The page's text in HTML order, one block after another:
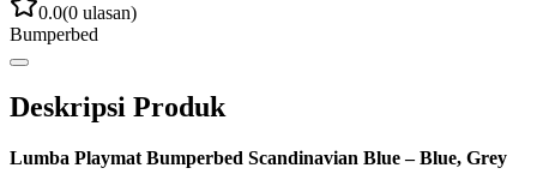
0.0(0 ulasan)
Bumperbed
Deskripsi Produk
Lumba Playmat Bumperbed Scandinavian Blue – Blue, Grey